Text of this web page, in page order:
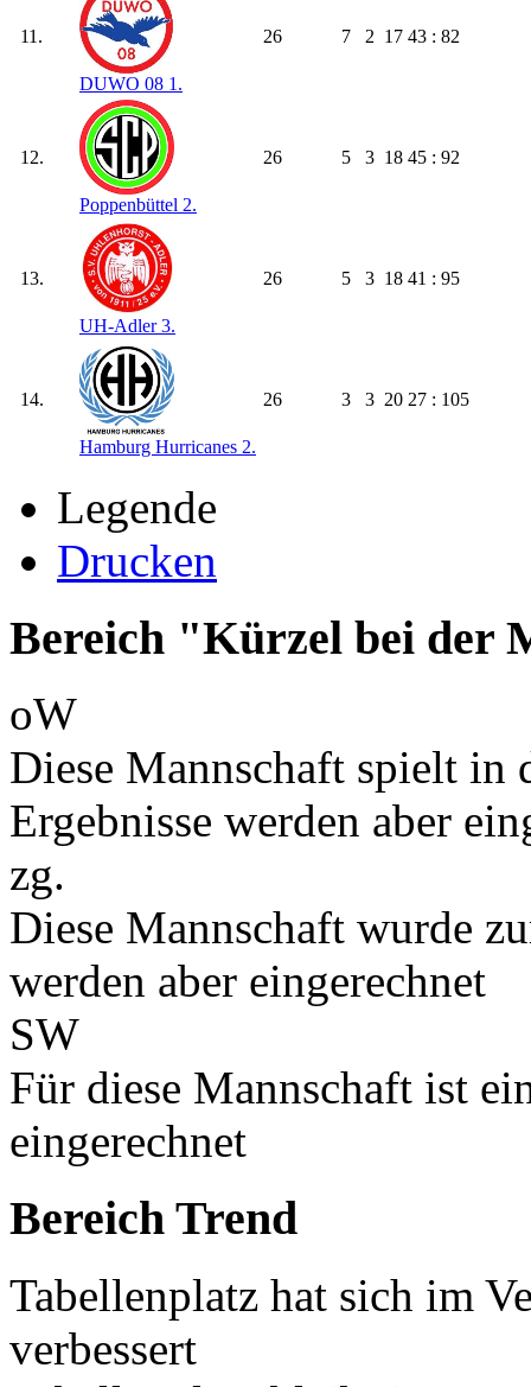
11.
DUWO 08 1.
26 7 2 17 43 : 82
12.
Poppenbüttel 2.
26 5 3 18 45 : 92
13.
UH-Adler 3.
26 5 3 18 41 : 95
14.
Hamburg Hurricanes 2.
26 3 3 20 27 : 105
Legende
Drucken
Bereich "Kürzel bei der
oW
Diese Mannschaft spielt in
Ergebnisse werden aber
zg.
Diese Mannschaft wurde
werden aber eingerechnet
SW
Für diese Mannschaft ist
eingerechnet
Bereich Trend
Tabellenplatz hat sich im
verbessert